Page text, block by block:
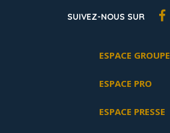
SUIVEZ-NOUS SUR
ESPACE GROUPE
ESPACE PRO
ESPACE PRESSE